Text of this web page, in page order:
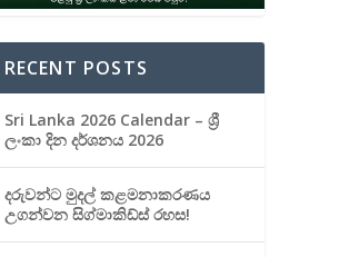
RECENT POSTS
Sri Lanka 2026 Calendar – ශ්‍රී
ලංකා දින දර්ශනය 2026
දරුවන්ට මුදල් කළමනාකරණය
උගන්වන සිග්මාකිඩ්ස් රහස!